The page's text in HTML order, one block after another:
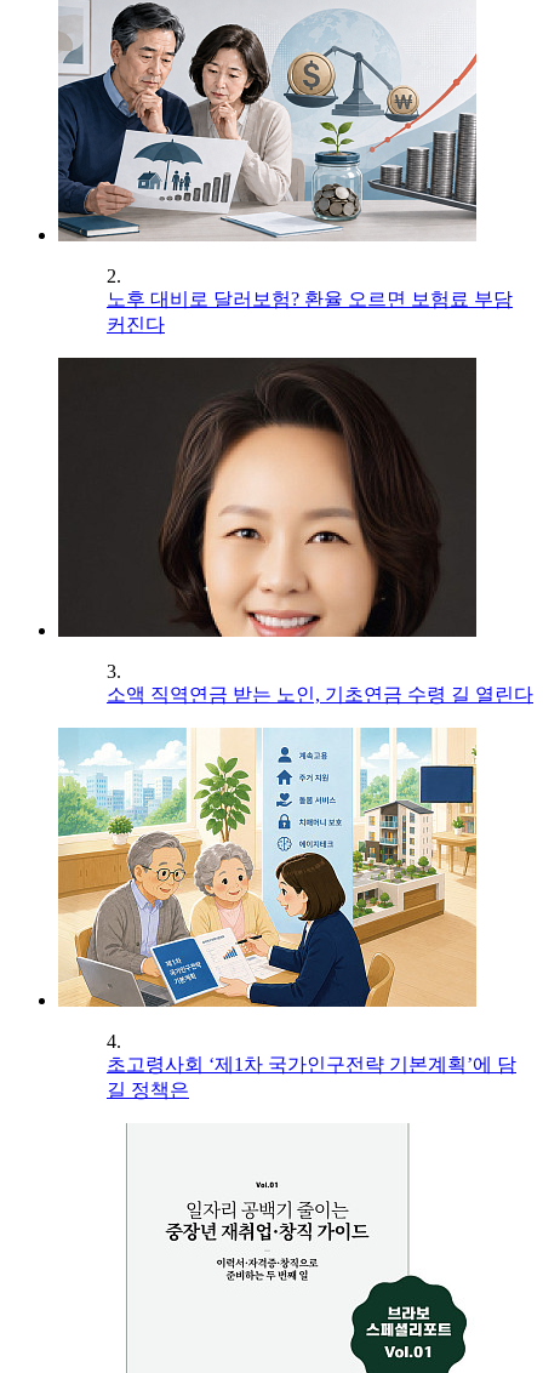
2.
노후 대비로 달러보험? 환율 오르면 보험료 부담
커진다
3.
소액 직역연금 받는 노인, 기초연금 수령 길 열린다
4.
초고령사회 ‘제1차 국가인구전략 기본계획’에 담
길 정책은